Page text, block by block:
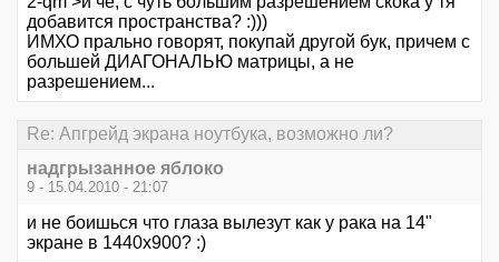
добавится пространства? :)))
ИМХО прально говорят, покупай другой бук, причем с
большей ДИАГОНАЛЬЮ матрицы, а не
разрешением...
Re: Апгрейд экрана ноутбука, возможно ли?
надгрызанное яблоко
9 - 15.04.2010 - 21:07
и не боишься что глаза вылезут как у рака на 14"
экране в 1440х900? :)